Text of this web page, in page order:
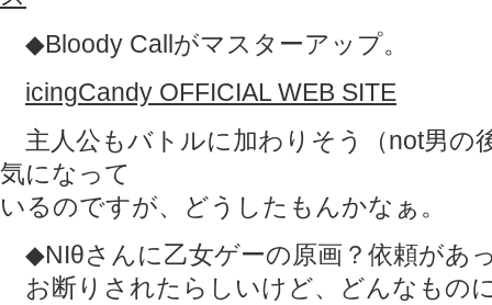
◆Bloody Callがマスターアップ。
icingCandy OFFICIAL WEB SITE
主人公もバトルに加わりそう（not男の
気になって
いるのですが、どうしたもんかなぁ。
◆NIθさんに乙女ゲーの原画？依頼があ
お断りされたらしいけど、どんなもの